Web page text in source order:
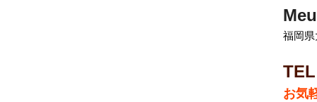
福岡
お気